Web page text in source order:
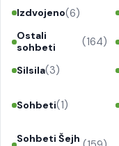
Izdvojeno(6)
Ostali
sohbeti
(164)
Silsila(3)
Sohbeti(1)
Sohbeti Šejh